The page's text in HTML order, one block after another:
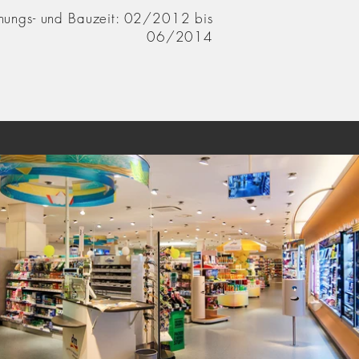
und Bauzeit: 02/2012 bis
06/2014